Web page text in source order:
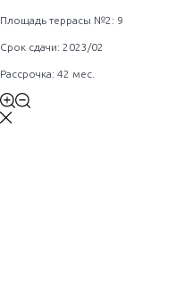
Площадь террасы №2: 9
Срок сдачи: 2023/02
Рассрочка: 42 мес.